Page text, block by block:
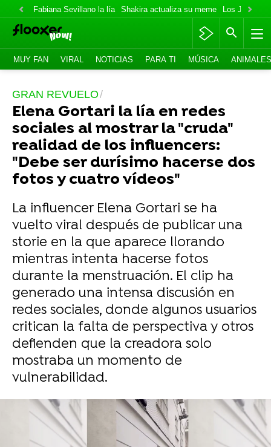
Fabiana Sevillano la lía Shakira actualiza su meme Los Jonas
MUY FAN VIRAL NOTICIAS PARA TI MÚSICA ANIMALES
GRAN REVUELO
Elena Gortari la lía en redes
sociales al mostrar la "cruda"
realidad de los influencers:
"Debe ser durísimo hacerse dos
fotos y cuatro vídeos"
La influencer Elena Gortari se ha
vuelto viral después de publicar una
storie en la que aparece llorando
mientras intenta hacerse fotos
durante la menstruación. El clip ha
generado una intensa discusión en
redes sociales, donde algunos usuarios
critican la falta de perspectiva y otros
defienden que la creadora solo
mostraba un momento de
vulnerabilidad.
TheGrefg viajará a Estados Unidos para pedir
a Epic Games un rediseño de su skin en
Fortnite